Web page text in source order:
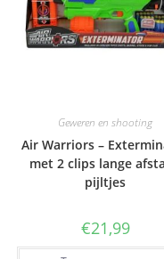
Geweren en shooting
Air Warriors –
met 2 clips lange
pijltjes
€21,99